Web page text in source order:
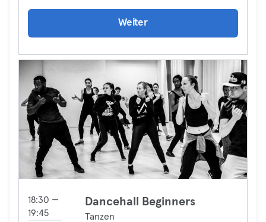
Weiter
18:30 —
19:45
Dancehall Beginners
Tanzen